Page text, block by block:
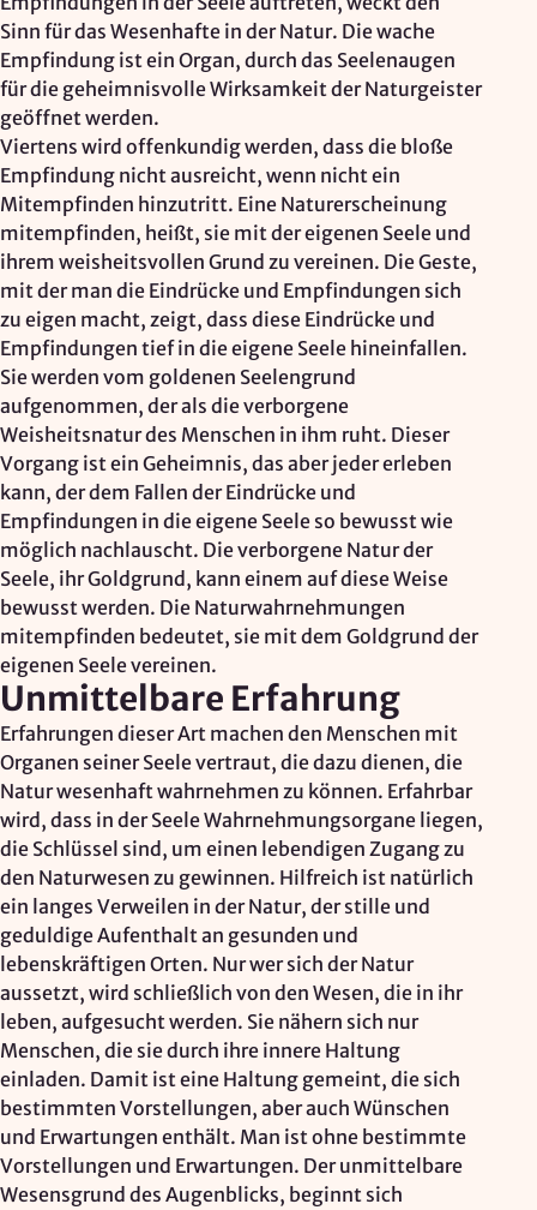
Sinn für das Wesenhafte in der Natur. Die wache
Empfindung ist ein Organ, durch das Seelenaugen
für die geheimnisvolle Wirksamkeit der Naturgeister
geöffnet werden.
Viertens wird offenkundig werden, dass die bloße
Empfindung nicht ausreicht, wenn nicht ein
Mitempfinden hinzutritt. Eine Naturerscheinung
mitempfinden, heißt, sie mit der eigenen Seele und
ihrem weisheitsvollen Grund zu vereinen. Die Geste,
mit der man die Eindrücke und Empfindungen sich
zu eigen macht, zeigt, dass diese Eindrücke und
Empfindungen tief in die eigene Seele hineinfallen.
Sie werden vom goldenen Seelengrund
aufgenommen, der als die verborgene
Weisheitsnatur des Menschen in ihm ruht. Dieser
Vorgang ist ein Geheimnis, das aber jeder erleben
kann, der dem Fallen der Eindrücke und
Empfindungen in die eigene Seele so bewusst wie
möglich nachlauscht. Die verborgene Natur der
Seele, ihr Goldgrund, kann einem auf diese Weise
bewusst werden. Die Naturwahrnehmungen
mitempfinden bedeutet, sie mit dem Goldgrund der
eigenen Seele vereinen.
Unmittelbare Erfahrung
Erfahrungen dieser Art machen den Menschen mit
Organen seiner Seele vertraut, die dazu dienen, die
Natur wesenhaft wahrnehmen zu können. Erfahrbar
wird, dass in der Seele Wahrnehmungsorgane liegen,
die Schlüssel sind, um einen lebendigen Zugang zu
den Naturwesen zu gewinnen. Hilfreich ist natürlich
ein langes Verweilen in der Natur, der stille und
geduldige Aufenthalt an gesunden und
lebenskräftigen Orten. Nur wer sich der Natur
aussetzt, wird schließlich von den Wesen, die in ihr
leben, aufgesucht werden. Sie nähern sich nur
Menschen, die sie durch ihre innere Haltung
einladen. Damit ist eine Haltung gemeint, die sich
bestimmten Vorstellungen, aber auch Wünschen
und Erwartungen enthält. Man ist ohne bestimmte
Vorstellungen und Erwartungen. Der unmittelbare
Wesensgrund des Augenblicks, beginnt sich